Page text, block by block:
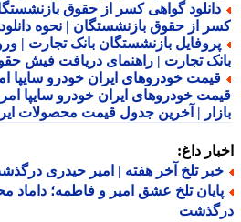
گواهی کسر از حقوق بازنشستگان
از حقوق بازنشستگان | نحوه دانلود
بازنشستگان بانک تجارت | ورود
تجارت | راهنمای دریافت فیش
| آخرین جدول قیمت محصولات ایران
داغ:
تلخ آخر هفته | امیر حیدری
تلخ عشق امیر و فاطمه؛ داماد